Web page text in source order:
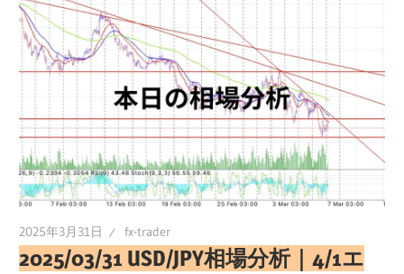
2025年3月31日 fx-trader
2025/03/31 USD/JPY相場分析｜4/1エ